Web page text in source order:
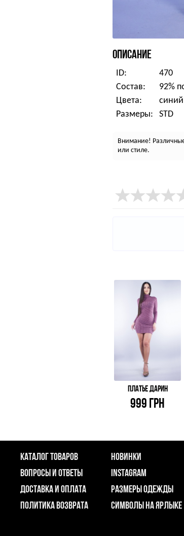
ОПИСАНИЕ
ID:
470
Состав:
92%
Цвета:
синий
Размеры:
STD
Внимание!
или стиле.
ПЛАТЬЕ ДАРИН
999 ГРН
КАТАЛОГ ТОВАРОВ
ВОПРОСЫ И ОТВЕТЫ
ДОСТАВКА И ОПЛАТА
ПОЛИТИКА ВОЗВРАТА
НОВИНКИ
INSTAGRAM
РАЗМЕРЫ ОДЕЖДЫ
СИМВОЛЫ НА ЯРЛЫКЕ